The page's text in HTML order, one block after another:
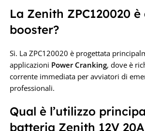
La Zenith ZPC120020
booster?
Sì. La ZPC120020 è progettata
applicazioni Power Cranking, dove è
corrente immediata per avviatori di
professionali.
Qual è l’utilizzo
batteria Zenith 12V